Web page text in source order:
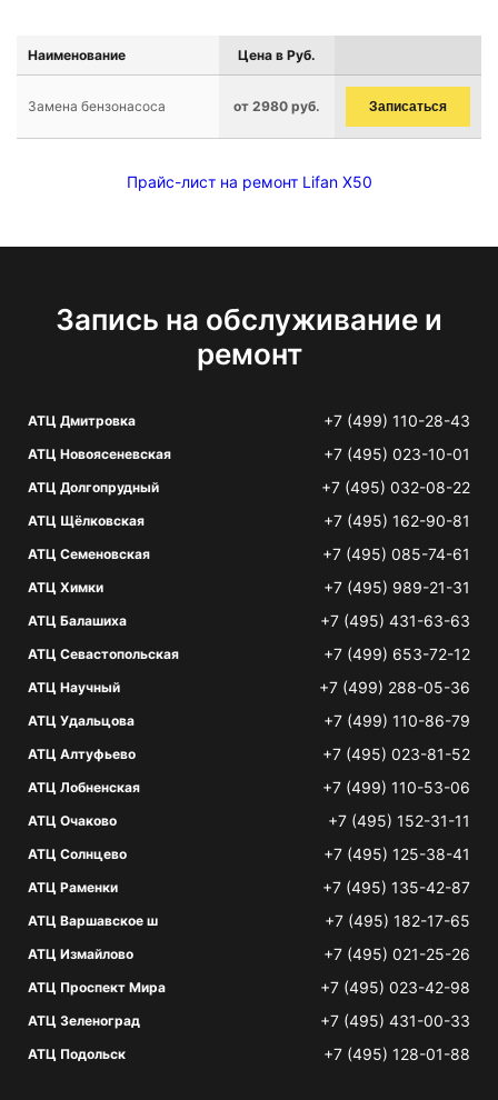
Наименование Цена в Руб.
Замена бензонасоса от 2980 руб. Записаться
Прайс-лист на ремонт Lifan X50
Запись на обслуживание и
ремонт
АТЦ Дмитровка +7 (499) 110-28-43
АТЦ Новоясеневская +7 (495) 023-10-01
АТЦ Долгопрудный +7 (495) 032-08-22
АТЦ Щёлковская +7 (495) 162-90-81
АТЦ Семеновская +7 (495) 085-74-61
АТЦ Химки +7 (495) 989-21-31
АТЦ Балашиха +7 (495) 431-63-63
АТЦ Севастопольская +7 (499) 653-72-12
АТЦ Научный +7 (499) 288-05-36
АТЦ Удальцова +7 (499) 110-86-79
АТЦ Алтуфьево +7 (495) 023-81-52
АТЦ Лобненская +7 (499) 110-53-06
АТЦ Очаково +7 (495) 152-31-11
АТЦ Солнцево +7 (495) 125-38-41
АТЦ Раменки +7 (495) 135-42-87
АТЦ Варшавское ш +7 (495) 182-17-65
АТЦ Измайлово +7 (495) 021-25-26
АТЦ Проспект Мира +7 (495) 023-42-98
АТЦ Зеленоград +7 (495) 431-00-33
АТЦ Подольск +7 (495) 128-01-88